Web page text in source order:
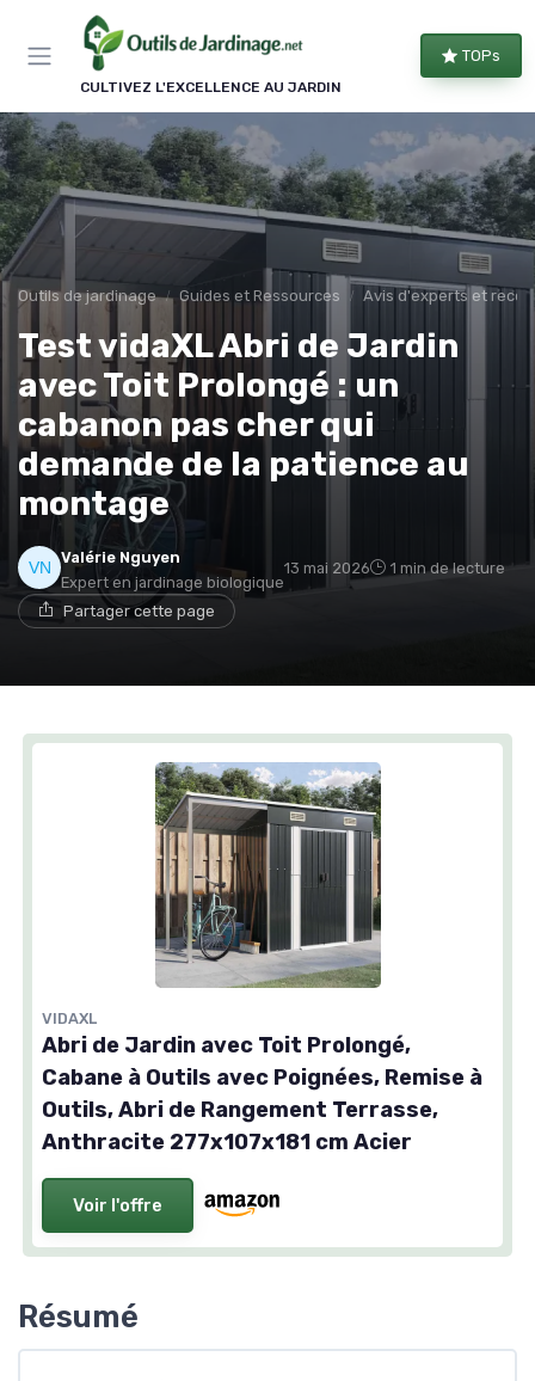
CULTIVEZ L'EXCELLENCE AU JARDIN
TOPs
Outils de jardinage Guides et Ressources Avis d'experts et
Test vidaXL Abri de Jardin
avec Toit Prolongé : un
cabanon pas cher qui
demande de la patience au
montage
Valérie Nguyen
Expert en jardinage biologique
13 mai 2026 1 min de lecture
Partager cette page
VIDAXL
Abri de Jardin avec Toit Prolongé,
Cabane à Outils avec Poignées, Remise à
Outils, Abri de Rangement Terrasse,
Anthracite 277x107x181 cm Acier
Voir l'offre
Résumé
Panneau de gestion des cookies